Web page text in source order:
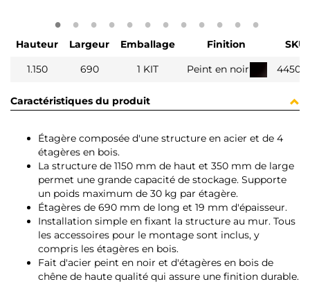
Hauteur Largeur Emballage Finition
SKU
1.150
690 1 KIT Peint en noir
Caractéristiques du produit
Étagère composée d'une structure en acier et de 4
étagères en bois.
La structure de 1150 mm de haut et 350 mm de large
permet une grande capacité de stockage. Supporte
un poids maximum de 30 kg par étagère.
Étagères de 690 mm de long et 19 mm d'épaisseur.
Installation simple en fixant la structure au mur. Tous
les accessoires pour le montage sont inclus, y
compris les étagères en bois.
Fait d'acier peint en noir et d'étagères en bois de
chêne de haute qualité qui assure une finition durable.